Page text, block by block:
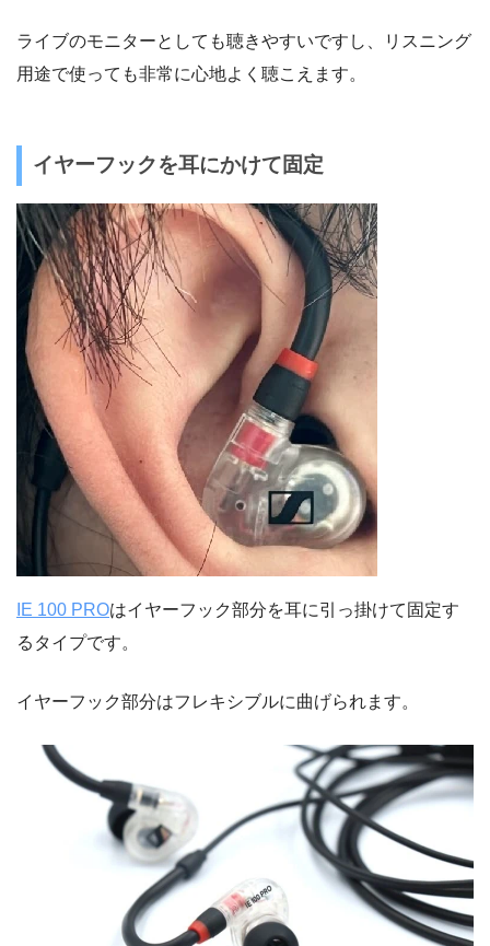
ライブのモニターとしても聴きやすいですし、リスニング
用途で使っても非常に心地よく聴こえます。
イヤーフックを耳にかけて固定
IE 100 PROはイヤーフック部分を耳に引っ掛けて固定す
るタイプです。
イヤーフック部分はフレキシブルに曲げられます。